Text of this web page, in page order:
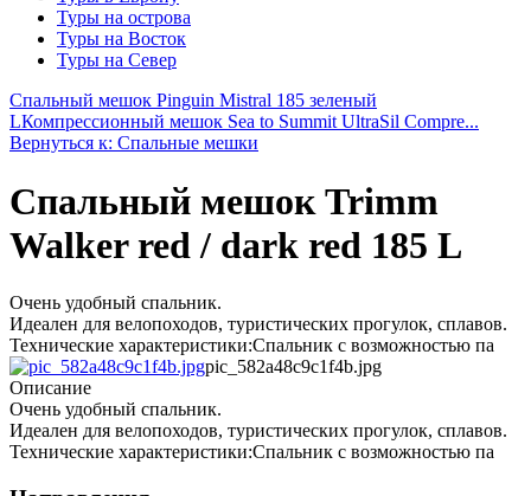
Туры на острова
Туры на Восток
Туры на Север
Спальный мешок Pinguin Mistral 185 зеленый
LКомпрессионный мешок Sea to Summit UltraSil Compre...
Вернуться к: Спальные мешки
Спальный мешок Trimm
Walker red / dark red 185 L
Очень удобный спальник.
Идеален для велопоходов, туристических прогулок, сплавов.
Технические характеристики:Спальник с возможностью па
pic_582a48c9c1f4b.jpg
Описание
Очень удобный спальник.
Идеален для велопоходов, туристических прогулок, сплавов.
Технические характеристики:Спальник с возможностью па